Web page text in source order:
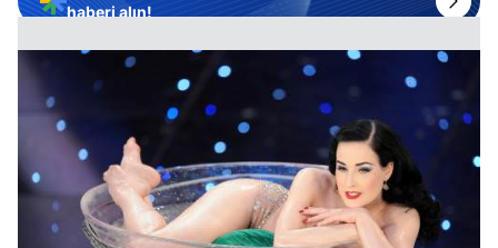
haberi alın!